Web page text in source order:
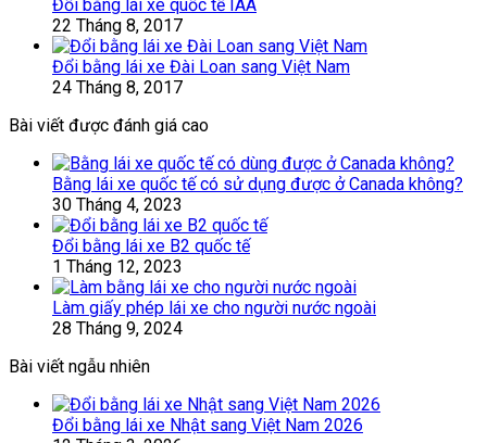
Đổi bằng lái xe quốc tế IAA
22 Tháng 8, 2017
Đổi bằng lái xe Đài Loan sang Việt Nam
24 Tháng 8, 2017
Bài viết được đánh giá cao
Bằng lái xe quốc tế có sử dụng được ở Canada không?
30 Tháng 4, 2023
Đổi bằng lái xe B2 quốc tế
1 Tháng 12, 2023
Làm giấy phép lái xe cho người nước ngoài
28 Tháng 9, 2024
Bài viết ngẫu nhiên
Đổi bằng lái xe Nhật sang Việt Nam 2026